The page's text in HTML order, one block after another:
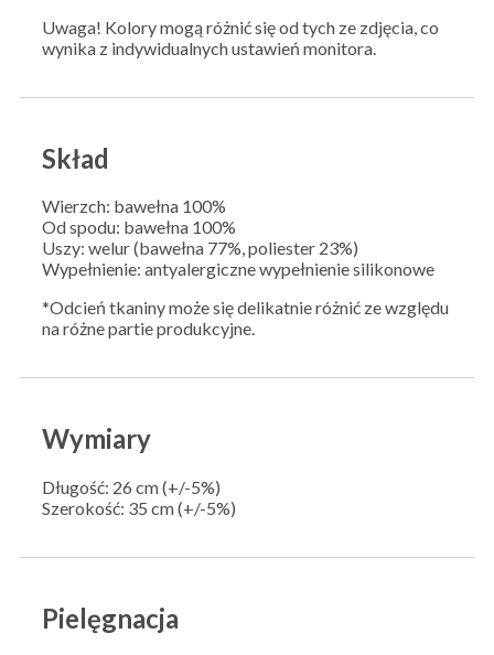
Uwaga! Kolory mogą różnić się od tych ze zdjęcia, co
wynika z indywidualnych ustawień monitora.
Skład
Wierzch: bawełna 100%
Od spodu: bawełna 100%
Uszy: welur (bawełna 77%, poliester 23%)
Wypełnienie: antyalergiczne wypełnienie silikonowe
*Odcień tkaniny może się delikatnie różnić ze względu
na różne partie produkcyjne.
Wymiary
Długość: 26 cm (+/-5%)
Szerokość: 35 cm (+/-5%)
Pielęgnacja